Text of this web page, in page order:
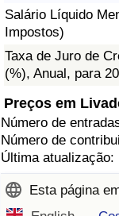
Salário Líquido
Impostos)
Taxa de Juro de
(%), Anual, para
Preços em
Número de
Número de
Última atualização:
Esta página